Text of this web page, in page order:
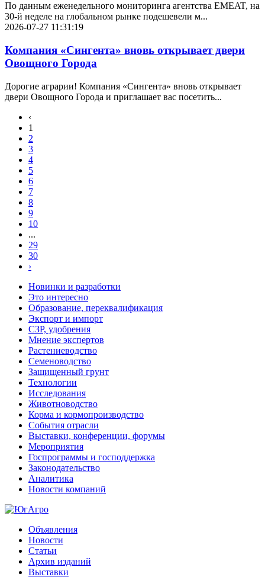
По данным еженедельного мониторинга агентства EMEAT, на
30-й неделе на глобальном рынке подешевели м...
2026-07-27 11:31:19
Компания «Сингента» вновь открывает двери
Овощного Города
Дорогие аграрии! Компания «Сингента» вновь открывает
двери Овощного Города и приглашает вас посетить...
‹
1
2
3
4
5
6
7
8
9
10
...
29
30
›
Новинки и разработки
Это интересно
Образование, переквалификация
Экспорт и импорт
СЗР, удобрения
Мнение экспертов
Растениеводство
Семеноводство
Защищенный грунт
Технологии
Исследования
Животноводство
Корма и кормопроизводство
События отрасли
Выставки, конференции, форумы
Мероприятия
Госпрограммы и господдержка
Законодательство
Аналитика
Новости компаний
Объявления
Новости
Статьи
Архив изданий
Выставки